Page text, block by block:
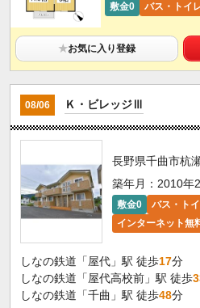
敷金0
バス・トイ
★お気に入り登録
08/06 Ｋ・ビレッジⅢ
長野県千曲市杭
築年月：2010年
敷金0
バス・ト
インターネット無
しなの鉄道「屋代」駅 徒歩17分
しなの鉄道「屋代高校前」駅 徒歩
しなの鉄道「千曲」駅 徒歩48分